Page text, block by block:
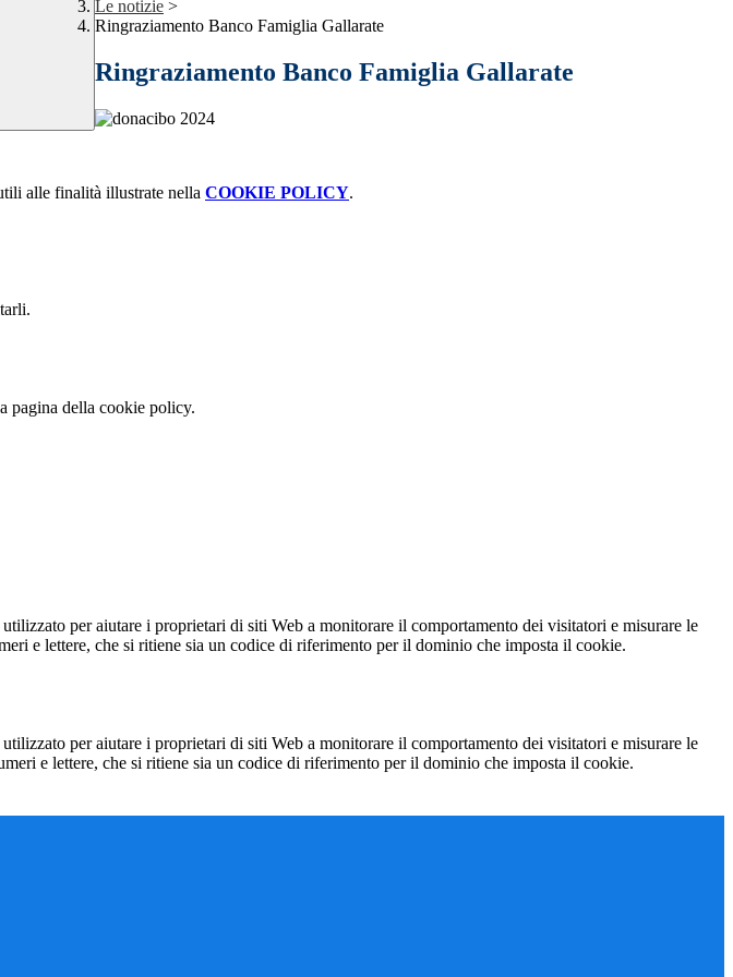
Le notizie >
Ringraziamento Banco Famiglia Gallarate
Ringraziamento Banco Famiglia Gallarate
alle finalità illustrate nella COOKIE POLICY.
pagina della cookie policy.
per aiutare i proprietari di siti Web a monitorare il comportamento dei visitatori e misurare le
e lettere, che si ritiene sia un codice di riferimento per il dominio che imposta il cookie.
per aiutare i proprietari di siti Web a monitorare il comportamento dei visitatori e misurare le
e lettere, che si ritiene sia un codice di riferimento per il dominio che imposta il cookie.